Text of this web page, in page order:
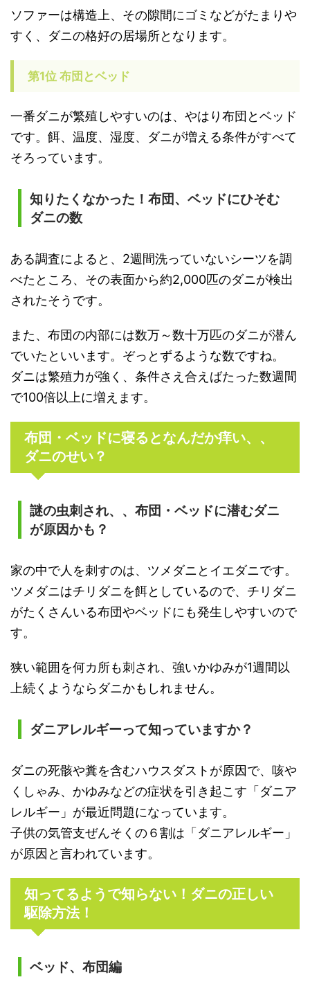
ソファーは構造上、その隙間にゴミなどがたまりや
すく、ダニの格好の居場所となります。
第1位 布団とベッド
一番ダニが繁殖しやすいのは、やはり布団とベッド
です。餌、温度、湿度、ダニが増える条件がすべて
そろっています。
知りたくなかった！布団、ベッドにひそむ
ダニの数
ある調査によると、2週間洗っていないシーツを調
べたところ、その表面から約2,000匹のダニが検出
されたそうです。
また、布団の内部には数万～数十万匹のダニが潜ん
でいたといいます。ぞっとずるような数ですね。
ダニは繁殖力が強く、条件さえ合えばたった数週間
で100倍以上に増えます。
布団・ベッドに寝るとなんだか痒い、、
ダニのせい？
謎の虫刺され、、布団・ベッドに潜むダニ
が原因かも？
家の中で人を刺すのは、ツメダニとイエダニです。
ツメダニはチリダニを餌としているので、チリダニ
がたくさんいる布団やベッドにも発生しやすいので
す。
狭い範囲を何カ所も刺され、強いかゆみが1週間以
上続くようならダニかもしれません。
ダニアレルギーって知っていますか？
ダニの死骸や糞を含むハウスダストが原因で、咳や
くしゃみ、かゆみなどの症状を引き起こす「ダニア
レルギー」が最近問題になっています。
子供の気管支ぜんそくの６割は「ダニアレルギー」
が原因と言われています。
知ってるようで知らない！ダニの正しい
駆除方法！
ベッド、布団編